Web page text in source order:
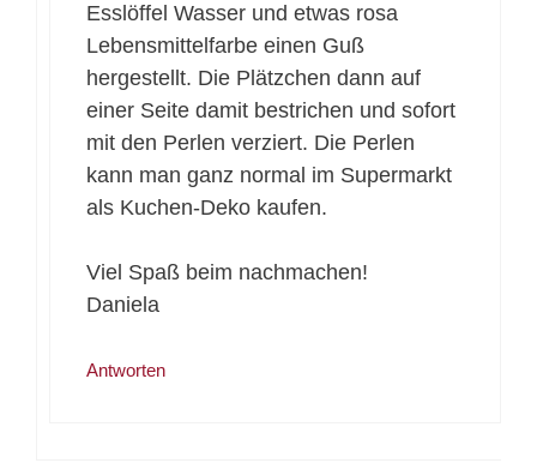
Esslöffel Wasser und etwas rosa
Lebensmittelfarbe einen Guß
hergestellt. Die Plätzchen dann auf
einer Seite damit bestrichen und sofort
mit den Perlen verziert. Die Perlen
kann man ganz normal im Supermarkt
als Kuchen-Deko kaufen.
Viel Spaß beim nachmachen!
Daniela
Antworten